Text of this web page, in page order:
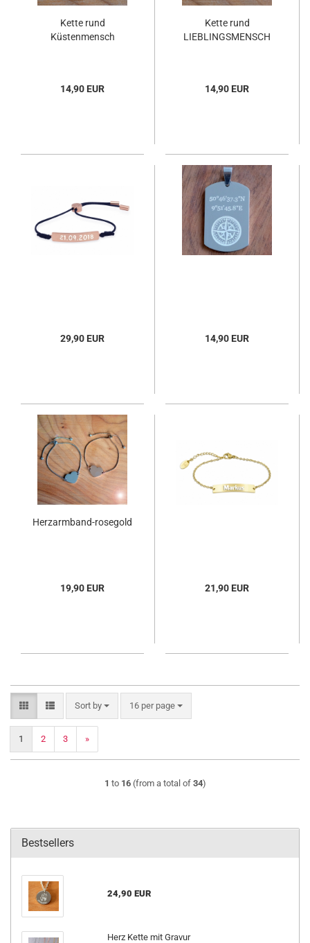
Kette rund
Küstenmensch
14,90 EUR
Kette rund
LIEBLINGSMENSCH
14,90 EUR
29,90 EUR 14,90 EUR
Herzarmband-rosegold
19,90 EUR 21,90 EUR
Sort by
Sort by 16 per page
per page
1 2 3 »
1 to 16(from a total of 34)
Bestsellers
24,90 EUR
Herz Kette mit Gravur